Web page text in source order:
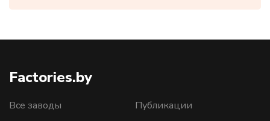
Factories.by
Все заводы
Публикации